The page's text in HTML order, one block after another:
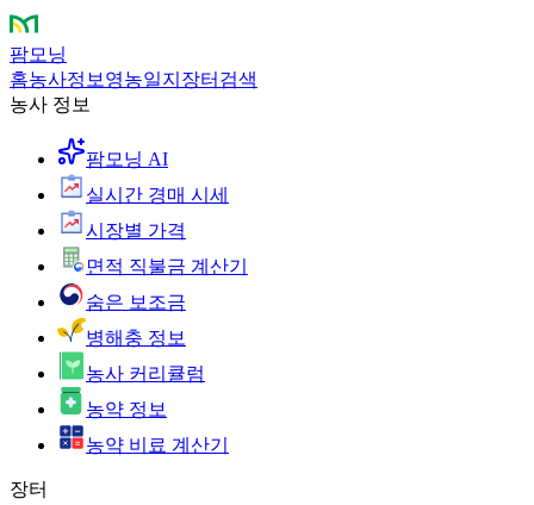
팜모닝
홈농사정보 영농일지 장터 검색
농사 정보
팜모닝 AI
실시간 경매 시세
시장별 가격
면적 직불금 계산기
숨은 보조금
병해충 정보
농사 커리큘럼
농약 정보
농약 비료 계산기
장터